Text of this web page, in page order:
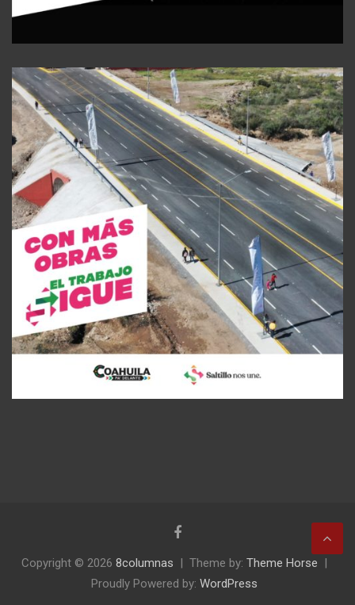
Copyright © 2026 8columnas Theme by: Theme Horse
Proudly Powered by: WordPress